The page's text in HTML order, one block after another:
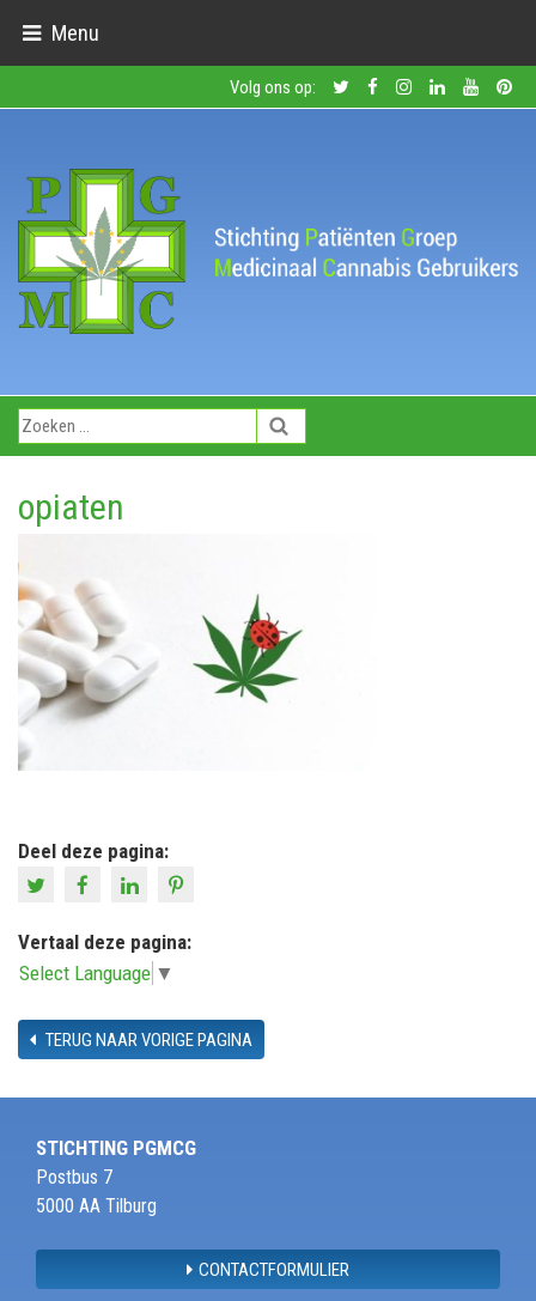
Menu
Volg ons op:
opiaten
Deel deze pagina:
Vertaal deze pagina:
Select Language ▼
TERUG NAAR VORIGE PAGINA
STICHTING PGMCG
Postbus 7
5000 AA Tilburg
CONTACTFORMULIER